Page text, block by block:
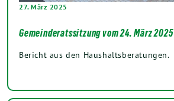
27. März 2025
Gemeinderatssitzung vom 24. März 2025
Bericht aus den Haushaltsberatungen.